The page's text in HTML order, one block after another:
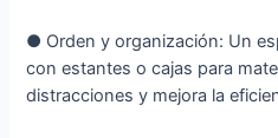
● Orden y organización: Un
con estantes o cajas para
distracciones y mejora la